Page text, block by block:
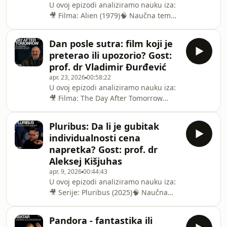
fundamentalno ljudsko pitanje, stalno
osluškujući nebo u nadi da će jednom
čuti
U ovoj epizodi analiziramo nauku iza:
🎥 Filma: ⁠Alien (1979)⁠🧠 Naučna tema:
Prodanović (Dr Cosmic Ray)Šta se desi
kada u svemiru ostanete sami, sa
nečim nepoznatim što pokušava da
vas ubije, a nemate gde da
pobegnete? Vrištati ne vredi jer u
svemiru vas niko neće čuti kako
vrištite. Film Alien ili Osmi putnik kako
je preveden, nije s
Dan posle sutra: film koji je
preterao ili upozorio? Gost:
prof. dr Vladimir Đurđević
apr. 23, 202600:58:22
U ovoj epizodi analiziramo nauku iza:
🎥 Filma: The Day After Tomorrow
Đurđević / fizičar / Fizički fakultet,
Univerzitet u BeograduHosted by
Tijana Prodanović (Dr Cosmic Ray)Da li
bi klima na Zemlji mogla da se
promenila za samo nekoliko dana?
Film The Day After Tomorrow (Dan
posle sutra) prikazuje svet u kome
kolaps okea
Pluribus: Da li je gubitak
individualnosti cena
napretka? Gost: prof. dr
Aleksej Kišjuhas
apr. 9, 202600:44:43
U ovoj epizodi analiziramo nauku iza:
🎥 Serije: ⁠⁠⁠⁠⁠⁠⁠⁠⁠Pluribus (2025)🧠 Naučna
fakultet, Univerzitet u Novom
Pandora - fantastika ili